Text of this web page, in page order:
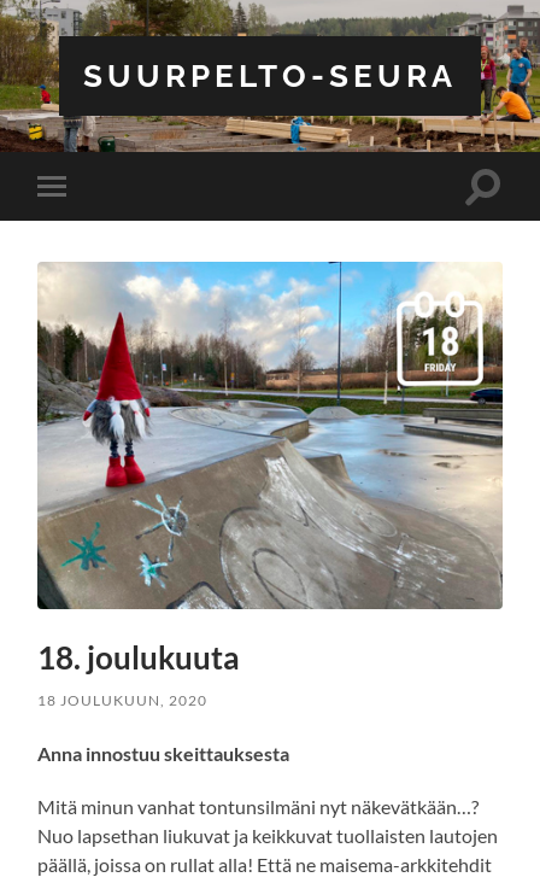
SUURPELTO-SEURA
Toggle
mobile
Toggle
18. joulukuuta
18 JOULUKUUN, 2020
Anna innostuu skeittauksesta
Mitä minun vanhat tontunsilmäni nyt näkevätkään…?
Nuo lapsethan liukuvat ja keikkuvat tuollaisten lautojen
päällä, joissa on rullat alla! Että ne maisema-arkkitehdit